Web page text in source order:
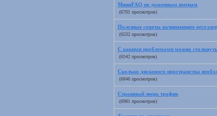
МиниFAQ по доменным именам
(6701 просмотров)
Полезные советы начинающим
(6532 просмотров)
С какими проблемами можно
(6342 просмотров)
Сколько дискового пространства
(6846 просмотров)
Страшный зверь трафик
(6981 просмотров)